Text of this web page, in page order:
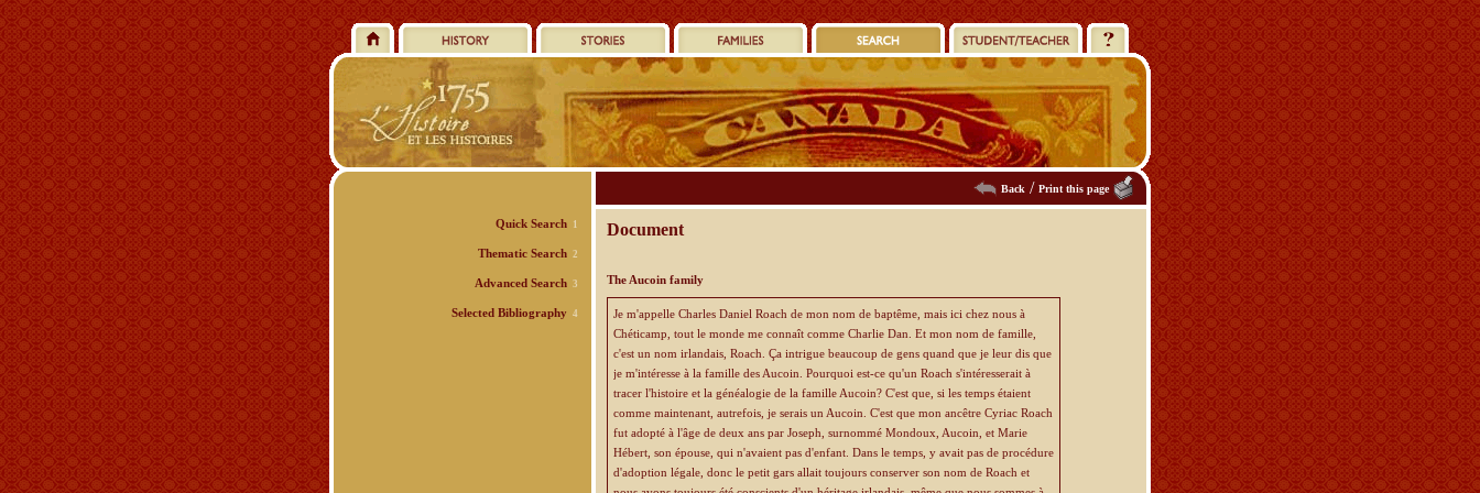
Document
The Aucoin family
Je m'appelle Charles Daniel Roach de mon nom de baptême, mais ici chez nous à
Chéticamp, tout le monde me connaît comme Charlie Dan. Et mon nom de famille,
c'est un nom irlandais, Roach. Ça intrigue beaucoup de gens quand que je leur dis que
je m'intéresse à la famille des Aucoin. Pourquoi est-ce qu'un Roach s'intéresserait à
tracer l'histoire et la généalogie de la famille Aucoin? C'est que, si les temps étaient
comme maintenant, autrefois, je serais un Aucoin. C'est que mon ancêtre Cyriac Roach
fut adopté à l'âge de deux ans par Joseph, surnommé Mondoux, Aucoin, et Marie
Hébert, son épouse, qui n'avaient pas d'enfant. Dans le temps, y avait pas de procédure
d'adoption légale, donc le petit gars allait toujours conserver son nom de Roach et
Back / Print this page
Quick Search 1
Thematic Search 2
Advanced Search 3
Selected Bibliography 4